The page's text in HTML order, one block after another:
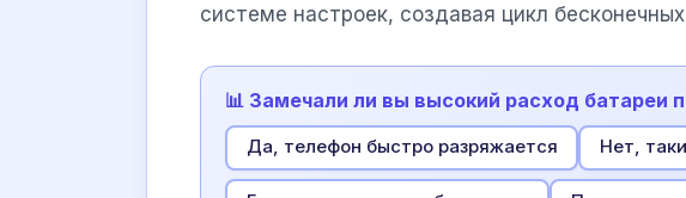
системе настроек, создавая цикл
📊 Замечали ли вы высокий расход батареи
Да, телефон быстро разряжается Нет,